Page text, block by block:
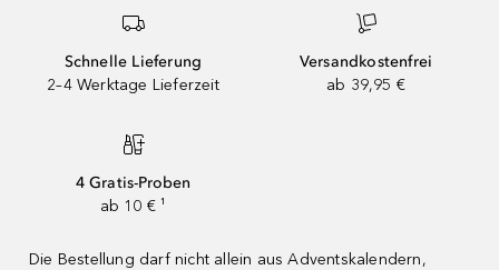
Schnelle Lieferung
2–4 Werktage Lieferzeit
Versandkostenfrei
ab 39,95 €
4 Gratis-Proben
ab 10 € ¹
Die Bestellung darf nicht allein aus Adventskalendern,